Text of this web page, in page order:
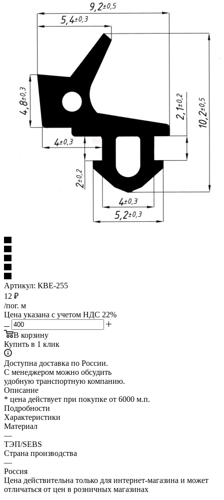
Артикул: КВЕ-255
12 ₽
/пог. м
Цена указана с учетом НДС 22%
В корзину
Купить в 1 клик
Доступна доставка по России.
С менеджером можно обсудить
удобную транспортную компанию.
Описание
* цена действует при покупке от 6000 м.п.
Подробности
Характеристики
Материал
—
ТЭП/SEBS
Страна производства
—
Россия
Цена действительна только для интернет-магазина и может
отличаться от цен в розничных магазинах